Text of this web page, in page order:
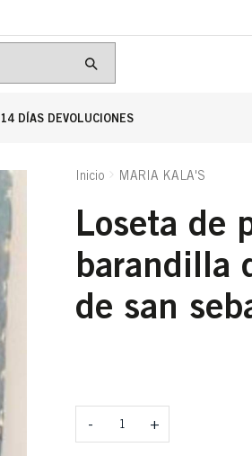
14 DÍAS DEVOLUCIONES
Inicio MARIA KALA'S
loseta de piedra con la
barandilla
de san
- +